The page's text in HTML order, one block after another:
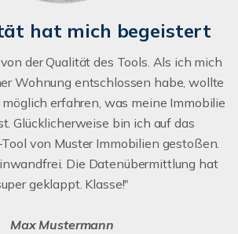
hat mich begeistert
der Qualität des Tools. Als ich mich
Wohnung entschlossen habe, wollte
erfahren, was meine Immobilie
Glücklicherweise bin ich auf das
von Muster Immobilien gestoßen.
Die Datenübermittlung hat
geklappt. Klasse!"
Max Mustermann